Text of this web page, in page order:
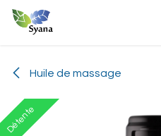
Se rendre au contenu
Huile de massage
Détente